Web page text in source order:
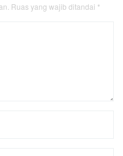
Ruas yang wajib ditandai *